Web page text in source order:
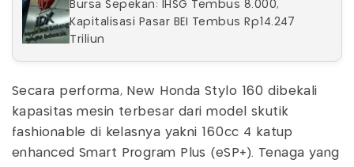
Bursa Sepekan: IHSG Tembus 8.000,
Kapitalisasi Pasar BEI Tembus Rp14.247
Triliun
Secara performa, New Honda Stylo 160 dibekali
kapasitas mesin terbesar dari model skutik
fashionable di kelasnya yakni 160cc 4 katup
enhanced Smart Program Plus (eSP+). Tenaga yang